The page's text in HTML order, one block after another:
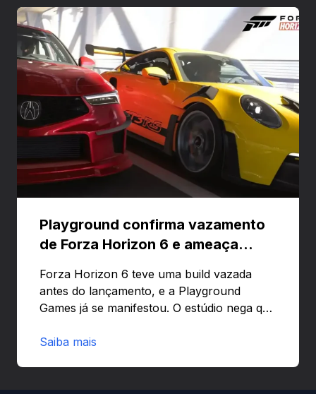
Playground confirma vazamento
de Forza Horizon 6 e ameaça
Forza Horizon 6 teve uma build vazada
antes do lançamento, e a Playground
Games já se manifestou. O estúdio nega que
preload e avisa que quem usar versões não
Saiba mais